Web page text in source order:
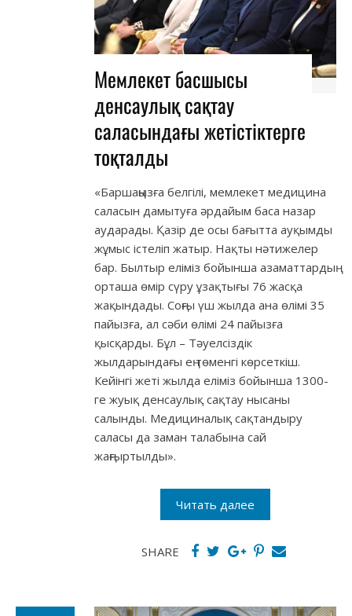
Мемлекет басшысы
денсаулық сақтау
саласындағы жетістіктерге
тоқталды
«Баршаңызға белгілі, мемлекет медицина
саласын дамытуға әрдайым баса назар
аударады. Қазір де осы бағытта ауқымды
жұмыс істеліп жатыр. Нақты нәтижелер
бар. Былтыр еліміз бойынша азаматтардың
орташа өмір сүру ұзақтығы 76 жасқа
жақындады. Соңғы үш жылда ана өлімі 35
пайызға, ал сәби өлімі 24 пайызға
қысқарды. Бұл – Тәуелсіздік
жылдарындағы ең төменгі көрсеткіш.
Кейінгі жеті жылда еліміз бойынша 1300-
ге жуық денсаулық сақтау нысаны
салынды. Медициналық сақтандыру
саласы да заман талабына сай
жаңғыртылды».
Читать далее
SHARE